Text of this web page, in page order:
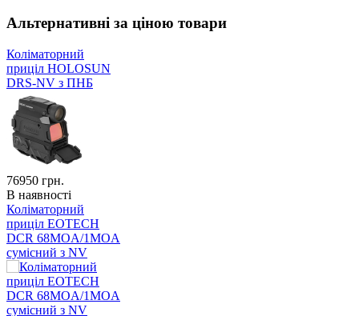
Альтернативні за ціною товари
Коліматорний
приціл HOLOSUN
DRS-NV з ПНБ
76950 грн.
В наявності
Коліматорний
приціл EOTECH
DCR 68MOA/1MOA
сумісний з NV